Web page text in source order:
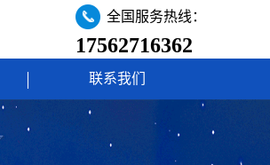
全国服务热线：
17562716362
联系我们